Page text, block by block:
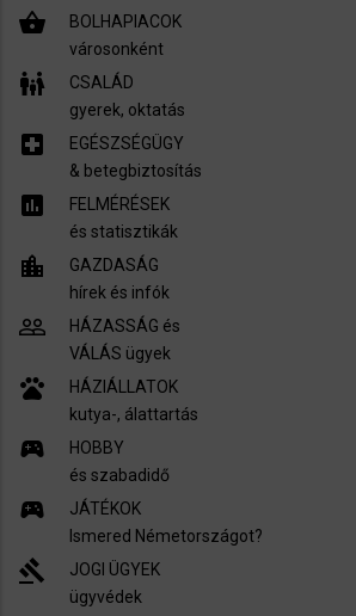
shopping_basket
BOLHAPIACOK
városonként
family_restroom
CSALÁD
gyerek, oktatás
local_hospital
EGÉSZSÉGÜGY
​& betegbiztosítás
assessment
FELMÉRÉSEK
és statisztikák
location_city
GAZDASÁG
hírek és infók
people_outline
HÁZASSÁG és
VÁLÁS ügyek
pets
HÁZIÁLLATOK
kutya-, álattartás
sports_esports
HOBBY
és szabadidő
sports_esports
JÁTÉKOK
Ismered Németországot?
gavel
JOGI ÜGYEK
ügyvédek